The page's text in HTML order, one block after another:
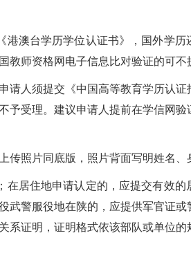
澳台学历学位认证书》，国外学历
师资格网电子信息比对验证的可不
请人须提交《中国高等教育学历认证
予受理。建议申请人提前在学信网验
照片同底版，照片背面写明姓名、
居住地申请认定的，应提交有效的
武警服役地在陕的，应提供军官证或
系证明，证明格式依该部队或单位的